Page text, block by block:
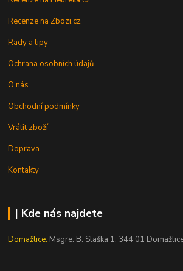
Recenze na Zbozi.cz
Rady a tipy
Ochrana osobních údajů
O nás
Obchodní podmínky
Vrátit zboží
Doprava
Kontakty
| Kde nás najdete
Domažlice: Msgre. B. Staška 1, 344 01